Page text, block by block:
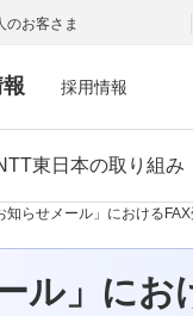
東日本の取り組み
のお客さま
採用情報
知らせメール」における
ル」に